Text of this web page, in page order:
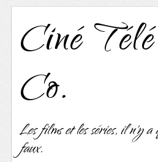
Ciné
Co.
Les films et les séries, il n'y
faux.